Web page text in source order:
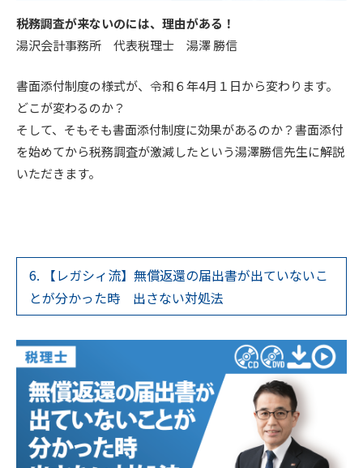
税務調査が来ないのには、理由がある！
湯沢会計事務所 代表税理士 湯澤 勝信
書面添付制度の様式が、令和６年4月１日から変わります。
どこが変わるのか？
そして、そもそも書面添付制度に効果があるのか？書面添付
を始めてから税務調査が激減したという湯澤勝信先生に解説
いただきます。
6. 【レガシィ流】無償返還の届出書が出ていないこ
とが分かった時 出さない対処法